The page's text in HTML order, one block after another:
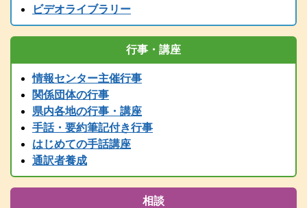
2025.08.01
2025（令和7）年度手話通訳者全国統一試験の受験案内を掲載しまし
た。
2025（令和7）年度手話通訳者全国統一試験の受験案内は8月1日
（金）掲載予定です。
2025.07.12
情報センター主催行事等、随時更新中です！
2025.05.24
要約筆記者養成講座パソコンコース＜宍粟会場＞ 申込締切を６月
２日に延長しました
2025.04.03
2025年度要約筆記者養成講座（宍粟会場・猪名川会場）・養成講座
ビデオライブラリー
行事・講座
情報センター主催行事
関係団体の行事
県内各地の行事・講座
手話・要約筆記付き行事
はじめての手話講座
通訳者養成
相談